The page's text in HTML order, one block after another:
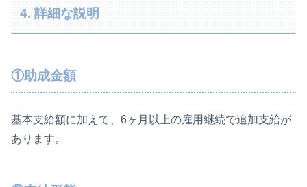
4. 詳細な説明
①助成金額
基本支給額に加えて、6ヶ月以上の雇用継続で追加支給が
あります。